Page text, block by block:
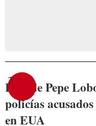
2
Hijo de Pepe
policías
en EUA